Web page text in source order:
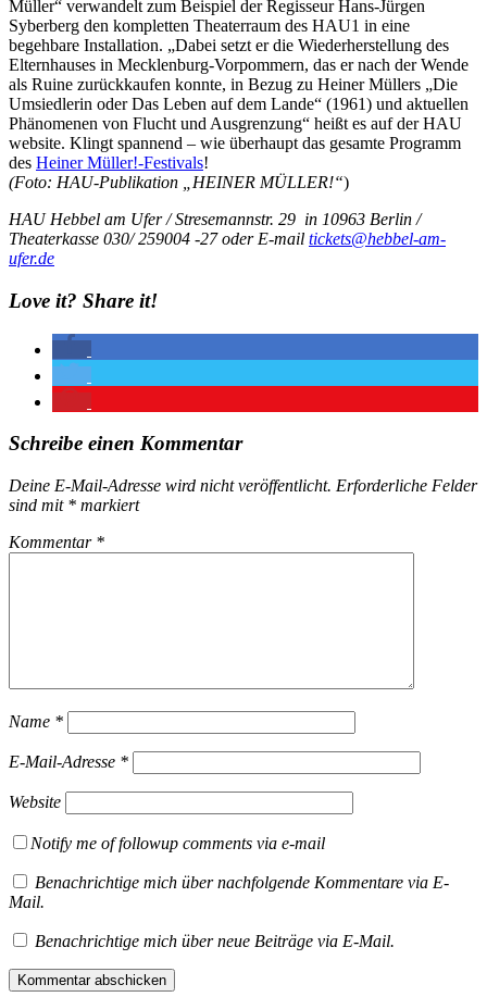
Müller“ verwandelt zum Beispiel der Regisseur Hans-Jürgen
Syberberg den kompletten Theaterraum des HAU1 in eine
begehbare Installation. „Dabei setzt er die Wiederherstellung des
Elternhauses in Mecklenburg-Vorpommern, das er nach der Wende
als Ruine zurückkaufen konnte, in Bezug zu Heiner Müllers „Die
Umsiedlerin oder Das Leben auf dem Lande“ (1961) und aktuellen
Phänomenen von Flucht und Ausgrenzung“ heißt es auf der HAU
website. Klingt spannend – wie überhaupt das gesamte Programm
des Heiner Müller!-Festivals!
(Foto: HAU-Publikation „HEINER MÜLLER!“)
HAU Hebbel am Ufer / Stresemannstr. 29 in 10963 Berlin /
Theaterkasse 030/ 259004 -27 oder E-mail tickets@hebbel-am-
ufer.de
Love it? Share it!
Schreibe einen Kommentar
Deine E-Mail-Adresse wird nicht veröffentlicht. Erforderliche Felder
sind mit * markiert
Kommentar *
Name *
E-Mail-Adresse *
Website
Notify me of followup comments via e-mail
Benachrichtige mich über nachfolgende Kommentare via E-
Mail.
Benachrichtige mich über neue Beiträge via E-Mail.